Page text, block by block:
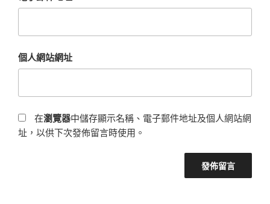
個人網站網址
在瀏覽器中儲存顯示名稱、電子郵件地址及個人網站網
址，以供下次發佈留言時使用。